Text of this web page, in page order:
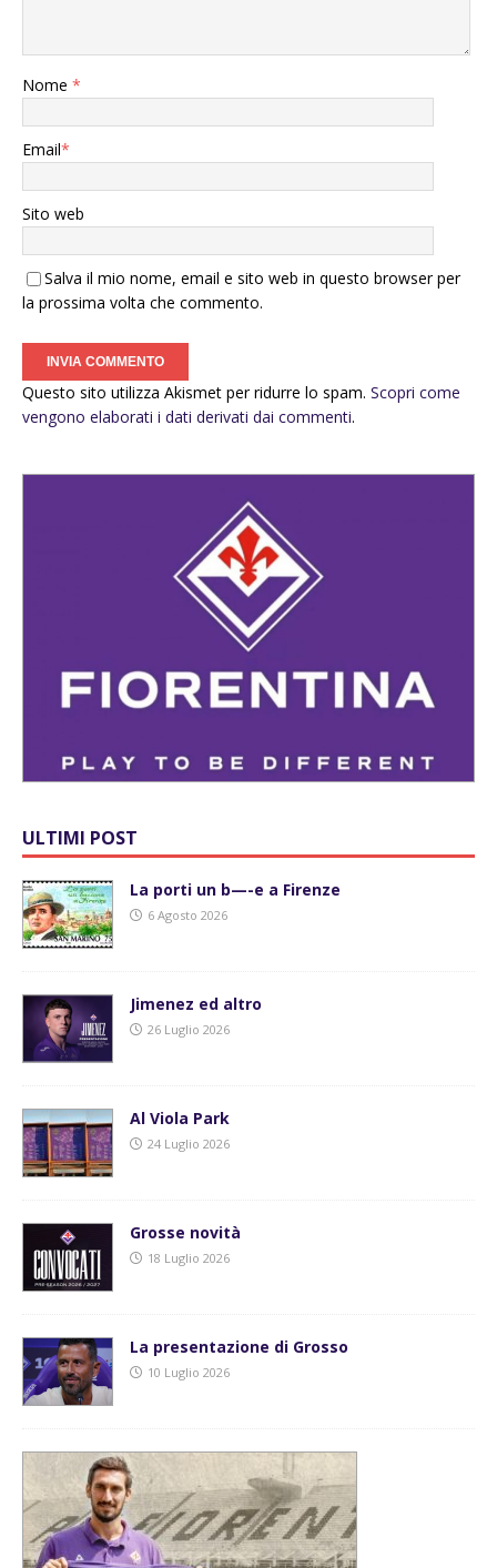
Nome *
Email*
Sito web
Salva il mio nome, email e sito web in questo browser per
la prossima volta che commento.
Questo sito utilizza Akismet per ridurre lo spam. Scopri come
vengono elaborati i dati derivati dai commenti.
ULTIMI POST
La porti un b—-e a Firenze
6 Agosto 2026
Jimenez ed altro
26 Luglio 2026
Al Viola Park
24 Luglio 2026
Grosse novità
18 Luglio 2026
La presentazione di Grosso
10 Luglio 2026